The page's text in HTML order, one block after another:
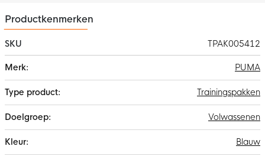
Productkenmerken
SKU
TPAK005412
informatie
PUMA
Trainingspakken
Volwassenen
Blauw